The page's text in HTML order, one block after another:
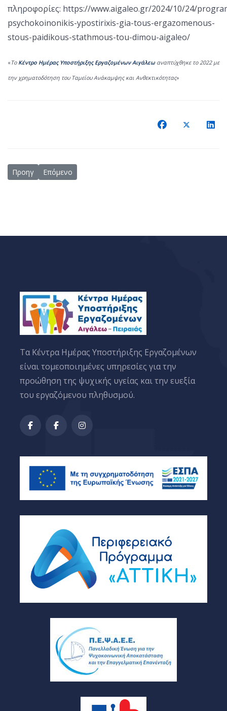
πληροφορίες: https://www.aigaleo.gr/2024/10/24/
psychokoinonikis-ypostirixis-gia-tous-ergazomenous-
stous-paidikous-stathmous-tou-dimou-aigaleo/
«Το Κέντρο Ημέρας Υποστήριξης Εργαζομένων Αιγάλεω αναπτύχθηκε το 2022 με
την χρηματοδότηση του Ταμείου Ανάκαμψης και Ανθεκτικότητας»
Προηγούμενο άρθρο: Ένταξη της Πράξης «Λειτουργία
Προηγ Επόμενο άρθρο: Με ιδιαίτερη επιτυχία στέφθηκε το
Επόμενο
Tα Κέντρα Ημέρας Υποστήριξης Εργαζομένων
είναι τομεοποιημένες υπηρεσίες για την
προώθηση της ψυχικής υγείας και την ευεξία
του εργαζόμενου πληθυσμού.